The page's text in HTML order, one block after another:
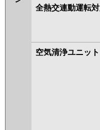
PA-
PA-
全熱交連動運転
空気清浄ユニット